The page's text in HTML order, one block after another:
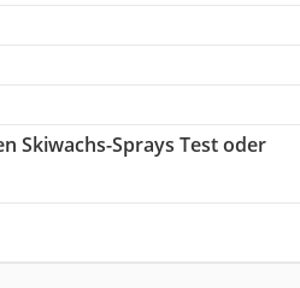
Skiwachs-Sprays Test oder